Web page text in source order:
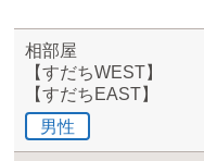
相部屋
【すだちWEST】
【すだちEAST】
男性